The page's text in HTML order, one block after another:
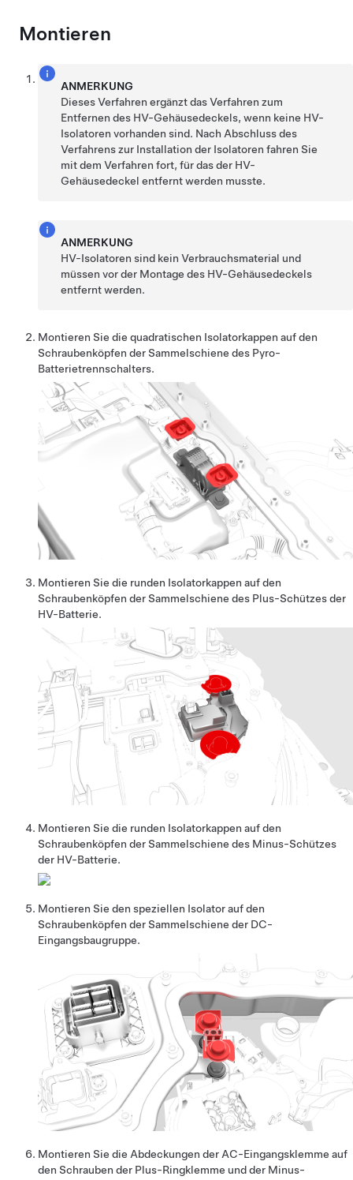
Montieren
ANMERKUNG
Dieses Verfahren ergänzt das Verfahren zum
Entfernen des HV-Gehäusedeckels, wenn keine HV-
Isolatoren vorhanden sind. Nach Abschluss des
Verfahrens zur Installation der Isolatoren fahren Sie
mit dem Verfahren fort, für das der HV-
Gehäusedeckel entfernt werden musste.
ANMERKUNG
HV-Isolatoren sind kein Verbrauchsmaterial und
müssen vor der Montage des HV-Gehäusedeckels
entfernt werden.
Montieren Sie die quadratischen Isolatorkappen auf den
Schraubenköpfen der Sammelschiene des Pyro-
Batterietrennschalters.
Montieren Sie die runden Isolatorkappen auf den
Schraubenköpfen der Sammelschiene des Plus-Schützes der
HV-Batterie.
Montieren Sie die runden Isolatorkappen auf den
Schraubenköpfen der Sammelschiene des Minus-Schützes
der HV-Batterie.
Montieren Sie den speziellen Isolator auf den
Schraubenköpfen der Sammelschiene der DC-
Eingangsbaugruppe.
Montieren Sie die Abdeckungen der AC-Eingangsklemme auf
den Schrauben der Plus-Ringklemme und der Minus-